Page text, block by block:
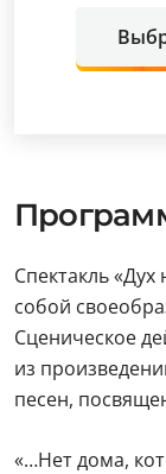
Спектакль
собой
Сценическое
из
песен,
«…Нет дома,